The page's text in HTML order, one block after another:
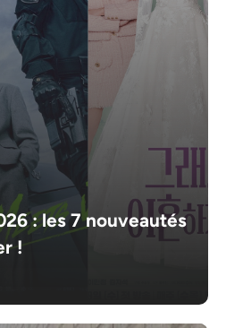
: les 7 nouveautés
!